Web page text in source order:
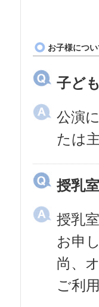
お子様につい
子ど
公演
たは
授乳
授乳
お申
尚、
ご利